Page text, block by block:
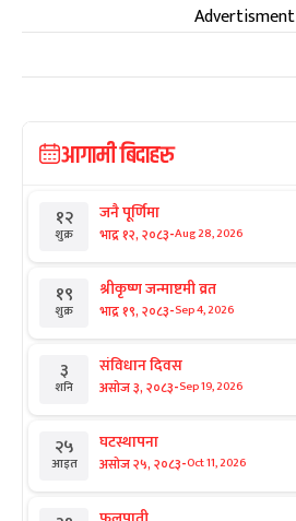
Advertisment
आगामी बिदाहरु
१२
शुक्र
जनै पूर्णिमा
भाद्र १२, २०८३-Aug 28, 2026
१९
शुक्र
श्रीकृष्ण जन्माष्टमी व्रत
भाद्र १९, २०८३-Sep 4, 2026
३
शनि
संविधान दिवस
असोज ३, २०८३-Sep 19, 2026
२५
आइत
घटस्थापना
असोज २५, २०८३-Oct 11, 2026